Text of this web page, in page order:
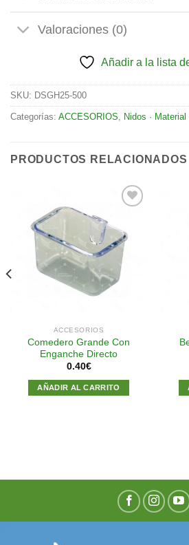
Valoraciones (0)
Añadir a la lista
SKU: DSGH25-500
Categorías: ACCESORIOS, Nidos ·
PRODUCTOS RELACIONADOS
Añadir
a la
lista de
deseos
ACCESORIOS
Comedero Grande Con
Enganche Directo
0.40€
AÑADIR AL CARRITO